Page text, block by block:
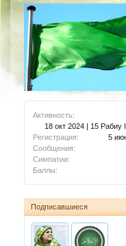
Активность:
18 окт 2024 | 15 Рабиу
Регистрация:
5
Сообщения:
Симпатии:
Баллы:
Подписавшиеся